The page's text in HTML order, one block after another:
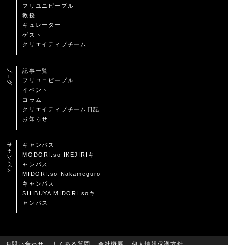
フリユニピープル
教授
キュレーター
ゲスト
クリエイティブチーム
ブログ
記事一覧
フリユニピープル
イベント
コラム
クリエイティブチーム日記
お知らせ
キャンパス
キャンパス
MODORI.so IKEJIRIキ
ャンパス
MIDORI.so Nakameguro
キャンパス
SHIBUYA MIDORI.soキ
ャンパス